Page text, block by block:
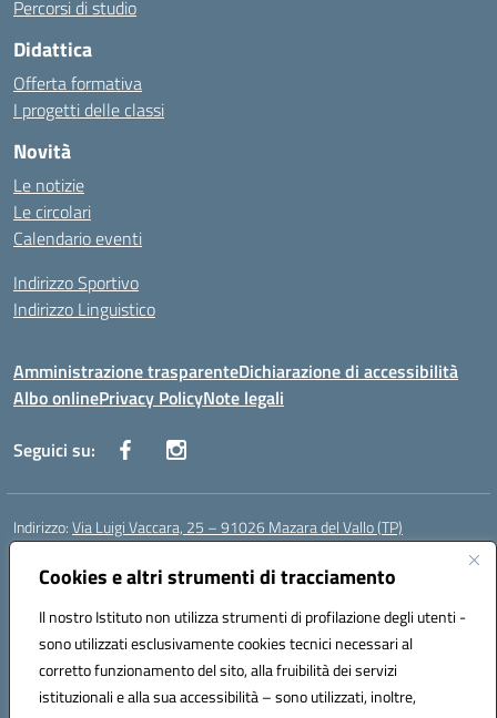
Cookies e altri strumenti di tracciamento
Il nostro Istituto non utilizza strumenti di profilazione degli utenti -
sono utilizzati esclusivamente cookies tecnici necessari al
corretto funzionamento del sito, alla fruibilità dei servizi
istituzionali e alla sua accessibilità – sono utilizzati, inoltre,
Percorsi di studio
Didattica
Offerta formativa
I progetti delle classi
Novità
Le notizie
Le circolari
Calendario eventi
Indirizzo Sportivo
Indirizzo Linguistico
Amministrazione trasparenteDichiarazione di accessibilità
Albo onlinePrivacy PolicyNote legali
Seguici su:
Indirizzo:Via Luigi Vaccara, 25 – 91026 Mazara del Vallo (TP)
Centralino:
Posta elettronica certificata (PEC):tpic843007@pec.istruzione.it
Codice fiscale: 91036660818
Codice meccanografico:tpic843007
Codice Indice delle Pubbliche Amministrazioni (IPA): icggp
Codice unico di fatturazione (CUF): UFYPS3